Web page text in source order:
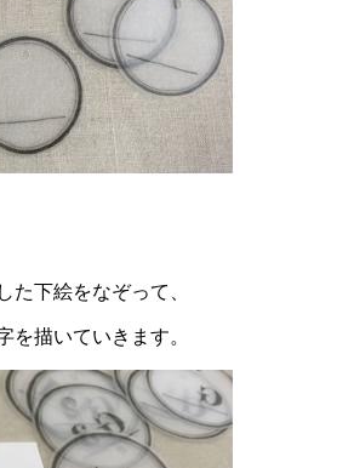
た下絵をなぞって、
を描いていきます。